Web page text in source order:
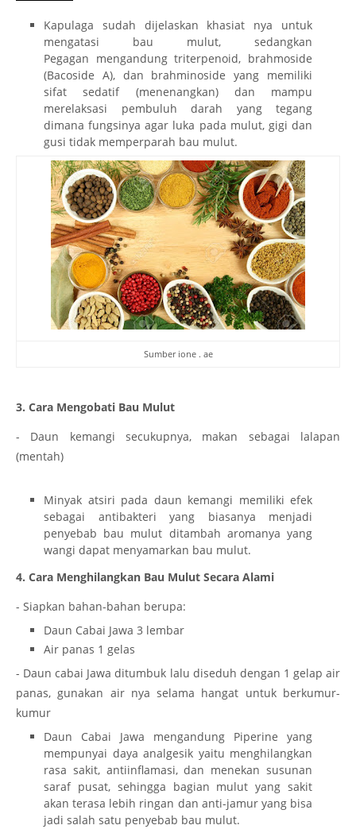
Kapulaga sudah dijelaskan khasiat nya untuk
mengatasi bau mulut, sedangkan
Pegagan mengandung triterpenoid, brahmoside
(Bacoside A), dan brahminoside yang memiliki
sifat sedatif (menenangkan) dan mampu
merelaksasi pembuluh darah yang tegang
dimana fungsinya agar luka pada mulut, gigi dan
gusi tidak memperparah bau mulut.
Sumber ione . ae
3. Cara Mengobati Bau Mulut
- Daun kemangi secukupnya, makan sebagai lalapan
(mentah)
Minyak atsiri pada daun kemangi memiliki efek
sebagai antibakteri yang biasanya menjadi
penyebab bau mulut ditambah aromanya yang
wangi dapat menyamarkan bau mulut.
4. Cara Menghilangkan Bau Mulut Secara Alami
- Siapkan bahan-bahan berupa:
Daun Cabai Jawa 3 lembar
Air panas 1 gelas
- Daun cabai Jawa ditumbuk lalu diseduh dengan 1 gelap air
panas, gunakan air nya selama hangat untuk berkumur-
kumur
Daun Cabai Jawa mengandung Piperine yang
mempunyai daya analgesik yaitu menghilangkan
rasa sakit, antiinflamasi, dan menekan susunan
saraf pusat, sehingga bagian mulut yang sakit
akan terasa lebih ringan dan anti-jamur yang bisa
jadi salah satu penyebab bau mulut.